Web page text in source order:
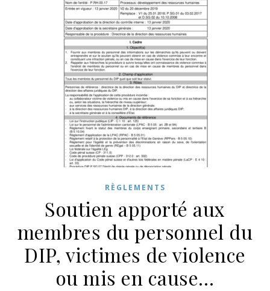
RÈGLEMENTS
Soutien apporté aux
membres du personnel du
DIP, victimes de violence
ou mis en cause…